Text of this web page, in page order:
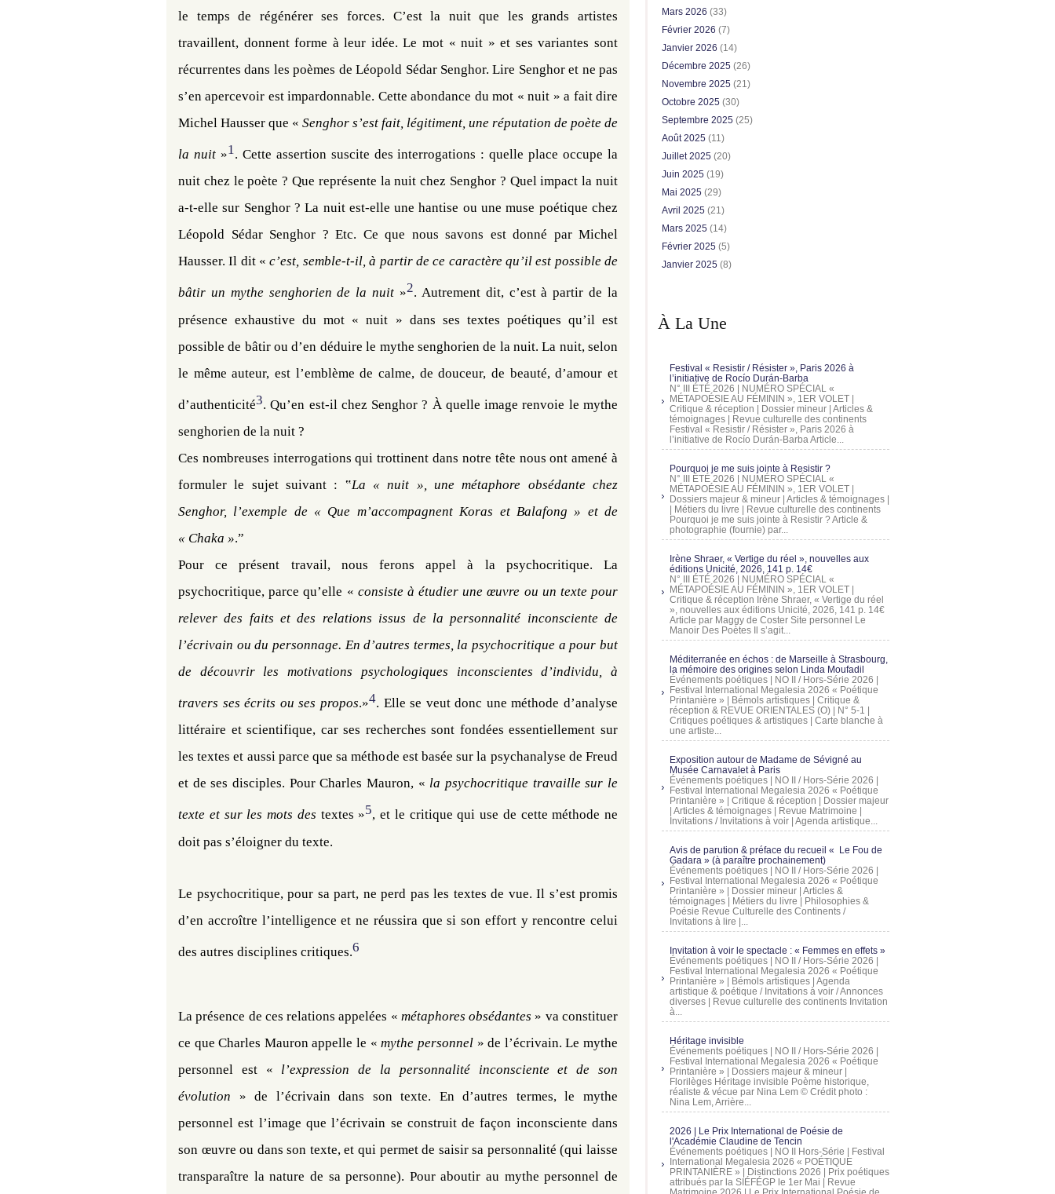
le temps de régénérer ses forces. C’est la nuit que les grands artistes
travaillent, donnent forme à leur idée. Le mot « nuit » et ses variantes sont
récurrentes dans les poèmes de Léopold Sédar Senghor. Lire Senghor et ne pas
s’en apercevoir est impardonnable. Cette abondance du mot « nuit » a fait dire
Michel Hausser que « Senghor s’est fait, légitiment, une réputation de poète de
la nuit»1. Cette assertion suscite des interrogations : quelle place occupe la
nuit chez le poète ? Que représente la nuit chez Senghor ? Quel impact la nuit
a-t-elle sur Senghor ? La nuit est-elle une hantise ou une muse poétique chez
Léopold Sédar Senghor ? Etc. Ce que nous savons est donné par Michel
Hausser. Il dit «c’est, semble-t-il, à partir de ce caractère qu’il est possible de
bâtir un mythe senghorien de la nuit »2. Autrement dit, c’est à partir de la
présence exhaustive du mot « nuit » dans ses textes poétiques qu’il est
possible de bâtir ou d’en déduire le mythe senghorien de la nuit. La nuit, selon
le même auteur, est l’emblème de calme, de douceur, de beauté, d’amour et
d’authenticité3. Qu’en est-il chez Senghor ? À quelle image renvoie le mythe
senghorien de la nuit ?
Ces nombreuses interrogations qui trottinent dans notre tête nous ont amené à
formuler le sujet suivant : ‟La « nuit », une métaphore obsédante chez
Senghor, l’exemple de « Que m’accompagnent Koras et Balafong » et de
« Chaka ».”
Pour ce présent travail, nous ferons appel à la psychocritique. La
psychocritique, parce qu’elle « consiste à étudier une œuvre ou un texte pour
relever des faits et des relations issus de la personnalité inconsciente de
l’écrivain ou du personnage. En d’autres termes, la psychocritique a pour but
de découvrir les motivations psychologiques inconscientes d’individu, à
travers ses écrits ou ses propos.»4. Elle se veut donc une méthode d’analyse
littéraire et scientifique, car ses recherches sont fondées essentiellement sur
les textes et aussi parce que sa méthode est basée sur la psychanalyse de Freud
et de ses disciples. Pour Charles Mauron, « la psychocritique travaille sur le
texte et sur les mots des textes »5, et le critique qui use de cette méthode ne
doit pas s’éloigner du texte.
Le psychocritique, pour sa part, ne perd pas les textes de vue. Il s’est promis
d’en accroître l’intelligence et ne réussira que si son effort y rencontre celui
des autres disciplines critiques.6
La présence de ces relations appelées « métaphores obsédantes » va constituer
ce que Charles Mauron appelle le «mythe personnel» de l’écrivain. Le mythe
personnel est « l’expression de la personnalité inconsciente et de son
évolution » de l’écrivain dans son texte. En d’autres termes, le mythe
personnel est l’image que l’écrivain se construit de façon inconsciente dans
son œuvre ou dans son texte, et qui permet de saisir sa personnalité (qui laisse
transparaître la nature de sa personne). Pour aboutir au mythe personnel de
Mars 2026 (33)
Février 2026 (7)
Janvier 2026 (14)
Décembre 2025 (26)
Novembre 2025 (21)
Octobre 2025 (30)
Septembre 2025 (25)
Août 2025 (11)
Juillet 2025 (20)
Juin 2025 (19)
Mai 2025 (29)
Avril 2025 (21)
Mars 2025 (14)
Février 2025 (5)
Janvier 2025 (8)
À La Une
Festival « Resistir / Résister », Paris 2026 à
l’initiative de Rocío Durán-Barba
N° III ÉTÉ 2026 | NUMÉRO SPÉCIAL «
MÉTAPOÉSIE AU FÉMININ », 1ER VOLET |
Critique & réception | Dossier mineur | Articles &
témoignages | Revue culturelle des continents
Festival « Resistir / Résister », Paris 2026 à
l’initiative de Rocío Durán-Barba Article...
Pourquoi je me suis jointe à Resistir ?
N° III ÉTÉ 2026 | NUMÉRO SPÉCIAL «
MÉTAPOÉSIE AU FÉMININ », 1ER VOLET |
Dossiers majeur & mineur | Articles & témoignages |
| Métiers du livre | Revue culturelle des continents
Pourquoi je me suis jointe à Resistir ? Article &
photographie (fournie) par...
Irène Shraer, « Vertige du réel », nouvelles aux
éditions Unicité, 2026, 141 p. 14€
N° III ÉTÉ 2026 | NUMÉRO SPÉCIAL «
MÉTAPOÉSIE AU FÉMININ », 1ER VOLET |
Critique & réception Irène Shraer, « Vertige du réel
», nouvelles aux éditions Unicité, 2026, 141 p. 14€
Article par Maggy de Coster Site personnel Le
Manoir Des Poètes Il s’agit...
Méditerranée en échos : de Marseille à Strasbourg,
la mémoire des origines selon Linda Moufadil
Événements poétiques | NO II / Hors-Série 2026 |
Festival International Megalesia 2026 « Poétique
Printanière » | Bémols artistiques | Critique &
réception & REVUE ORIENTALES (O) | N° 5-1 |
Critiques poétiques & artistiques | Carte blanche à
une artiste...
Exposition autour de Madame de Sévigné au
Musée Carnavalet à Paris
Événements poétiques | NO II / Hors-Série 2026 |
Festival International Megalesia 2026 « Poétique
Printanière » | Critique & réception | Dossier majeur
| Articles & témoignages | Revue Matrimoine |
Invitations / Invitations à voir | Agenda artistique...
Avis de parution & préface du recueil « Le Fou de
Gadara » (à paraître prochainement)
Événements poétiques | NO II / Hors-Série 2026 |
Festival International Megalesia 2026 « Poétique
Printanière » | Dossier mineur | Articles &
témoignages | Métiers du livre | Philosophies &
Poésie Revue Culturelle des Continents /
Invitations à lire |...
Invitation à voir le spectacle : « Femmes en effets »
Événements poétiques | NO II / Hors-Série 2026 |
Festival International Megalesia 2026 « Poétique
Printanière » | Bémols artistiques | Agenda
artistique & poétique / Invitations à voir / Annonces
diverses | Revue culturelle des continents Invitation
à...
Héritage invisible
Événements poétiques | NO II / Hors-Série 2026 |
Festival International Megalesia 2026 « Poétique
Printanière » | Dossiers majeur & mineur |
Florilèges Héritage invisible Poème historique,
réaliste & vécue par Nina Lem © Crédit photo :
Nina Lem, Arrière...
2026 | Le Prix International de Poésie de
l'Académie Claudine de Tencin
Événements poétiques | NO II Hors-Série | Festival
International Megalesia 2026 « POÉTIQUE
PRINTANIÈRE » | Distinctions 2026 | Prix poétiques
attribués par la SIÉFÉGP le 1er Mai | Revue